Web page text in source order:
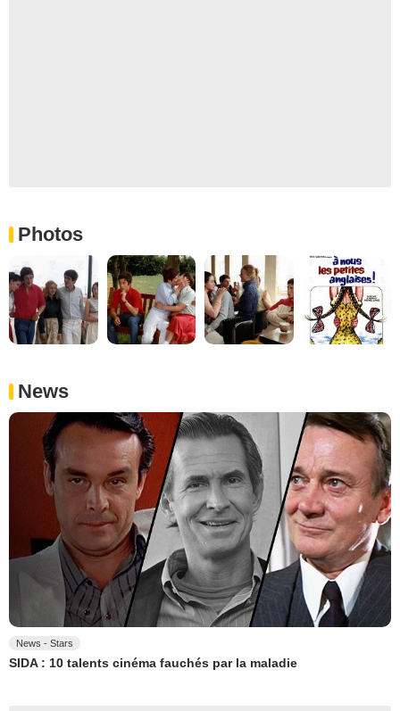
Photos
News
News - Stars
SIDA : 10 talents cinéma fauchés par la maladie